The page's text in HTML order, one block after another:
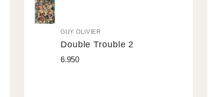
Double
Vendor:
GUY OLIVIER
Double Trouble 2
Regular
6.950